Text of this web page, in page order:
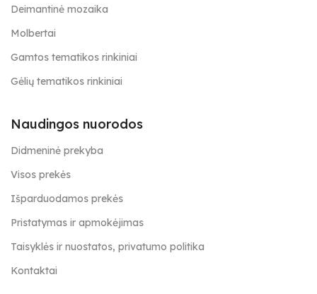
Deimantinė mozaika
Molbertai
Gamtos tematikos rinkiniai
Gėlių tematikos rinkiniai
Naudingos nuorodos
Didmeninė prekyba
Visos prekės
Išparduodamos prekės
Pristatymas ir apmokėjimas
Taisyklės ir nuostatos, privatumo politika
Kontaktai